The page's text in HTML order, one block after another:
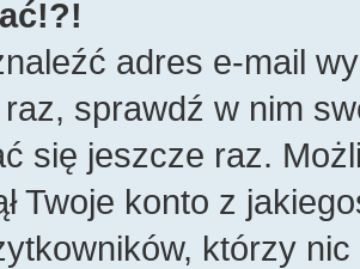
adres e-mail
sprawdź w nim
się jeszcze raz.
Twoje konto z
którzy